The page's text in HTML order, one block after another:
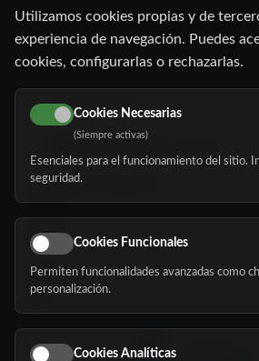
C/ Oruro, 11. 28016 Madrid
91 345 06 26
616 113 103
hola@mundomayor.com
Buscador de residencias
Eventos
Nosotros
Utilizamos cookies propias y de
experiencia de navegación. Puedes
cookies, configurarlas o rechazarlas.
Cookies Necesarias
(Siempre activas)
Esenciales para el funcionamiento del sitio.
seguridad.
Cookies Funcionales
Permiten funcionalidades avanzadas como
personalización.
Cookies Analíticas